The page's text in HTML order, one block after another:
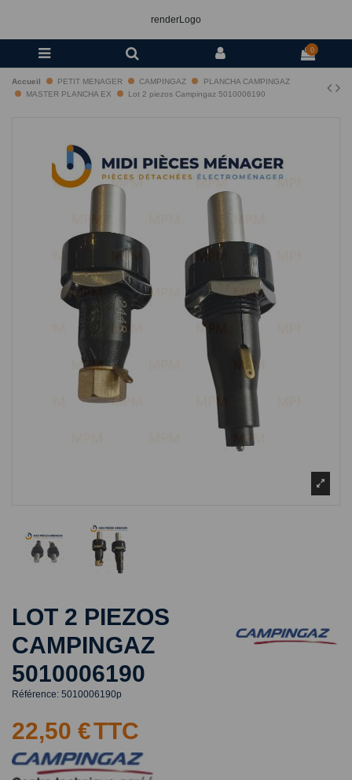
renderLogo
0
Accueil PETIT MENAGER CAMPINGAZ
PLANCHA CAMPINGAZ
MASTER PLANCHA EX
Lot 2 piezos Campingaz 5010006190
LOT 2 PIEZOS
CAMPINGAZ
5010006190
Référence: 5010006190p
22,50 €TTC